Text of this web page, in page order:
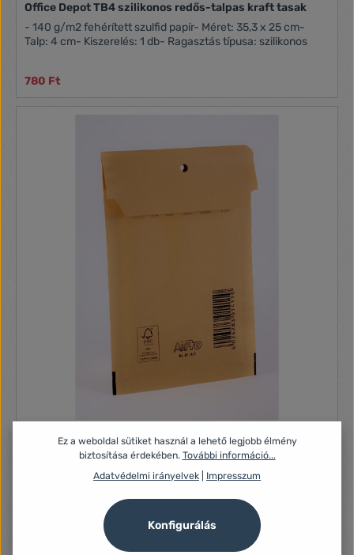
Office Depot TB4 szilikonos redős-talpas kraft tasak
- 140 g/m2 fehérített szulfid papír- Méret: 35,3 x 25 cm-
Talp: 4 cm- Kiszerelés: 1 db- Ragasztás típusa: szilikonos
780 Ft
200x275mm barna légpárnás tasak W4
- A légpárnás belső réteg megvédi a törékeny
küldeményeket- A boríték színe: barna- Szilikonos záródás-
Ez a weboldal sütiket használ a lehető legjobb élmény
biztosítása érdekében. További információ...
Adatvédelmi irányelvek
Impresszum
Konfigurálás